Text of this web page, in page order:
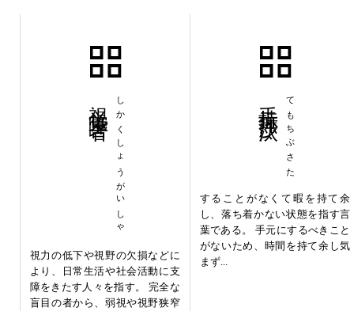
しかくしょうがいしゃ
視力の低下や視野の欠損などに
より、日常生活や社会活動に支
障をきたす人々を指す。 完全な
盲目の者から、弱視や視野狭窄
てもちぶさた
することがなくて暇を持て余
し、落ち着かない状態を指す言
葉である。 手元にするべきこと
がないため、時間を持て余し気
まず...